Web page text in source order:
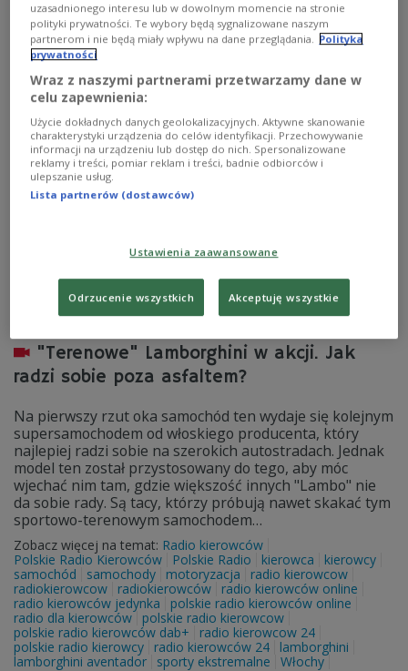
W piątek rano na terenie Nowego Targu doszło do
bardzo poważnego wypadku z udziałem
spadochroniarki. Kobieta skakała z samolotu i spadła na
okoliczne łąki, doznając ciężkich obrażeń ciała.
Zobacz więcej na temat:
skoki spadochronowe
pogotowie ratunkowe
"Terenowe" Lamborghini w akcji. Jak
radzi sobie poza asfaltem?
Na pierwszy rzut oka samochód ten wydaje się kolejnym
supersamochodem od włoskiego producenta, który
najlepiej radzi sobie na szerokich autostradach. Jednak
model ten został przystosowany do tego, aby móc
wjechać nim tam, gdzie większość innych "Lambo" nie
da sobie rady. Są tacy, którzy próbują nawet skakać tym
sportowo-terenowym samochodem…
Zobacz więcej na temat: Radio kierowców
Polskie Radio Kierowców
Polskie Radio kierowca
kierowcy
samochód
samochody motoryzacja
radio kierowcow
radiokierowcow
radiokierowców
radio kierowców online
radio kierowców jedynka
polskie radio kierowców online
radio dla kierowców
polskie radio kierowcow
polskie radio kierowców dab+
radio kierowcow 24
polskie radio kierowcy
radio kierowców 24
lamborghini
lamborghini aventador
sporty ekstremalne Włochy
uzasadnionego interesu lub w dowolnym momencie na stronie
polityki prywatności. Te wybory będą sygnalizowane naszym
partnerom i nie będą miały wpływu na dane przeglądania.
Polityka
prywatności
Wraz z naszymi partnerami przetwarzamy dane w
celu zapewnienia:
Użycie dokładnych danych geolokalizacyjnych. Aktywne skanowanie
charakterystyki urządzenia do celów identyfikacji. Przechowywanie
informacji na urządzeniu lub dostęp do nich. Spersonalizowane
reklamy i treści, pomiar reklam i treści, badnie odbiorców i
ulepszanie usług.
Lista partnerów (dostawców)
Ustawienia zaawansowane
Odrzucenie wszystkich Akceptuję wszystkie